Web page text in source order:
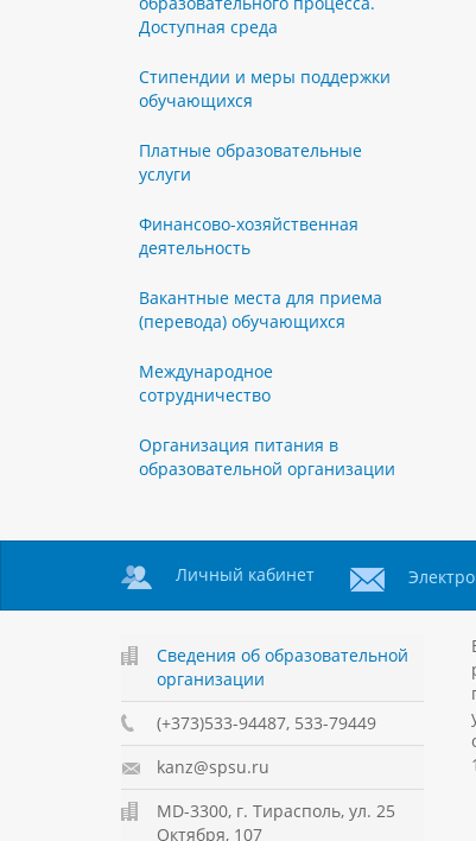
Доступная среда
Стипендии и меры поддержки
обучающихся
Платные образовательные
услуги
Финансово-хозяйственная
деятельность
Вакантные места для приема
(перевода) обучающихся
Международное
сотрудничество
Организация питания в
образовательной организации
Личный кабинет
Сведения об образовательной
организации
(+373)533-94487, 533-79449
kanz@spsu.ru
MD-3300, г. Тирасполь, ул. 25
Октября, 107